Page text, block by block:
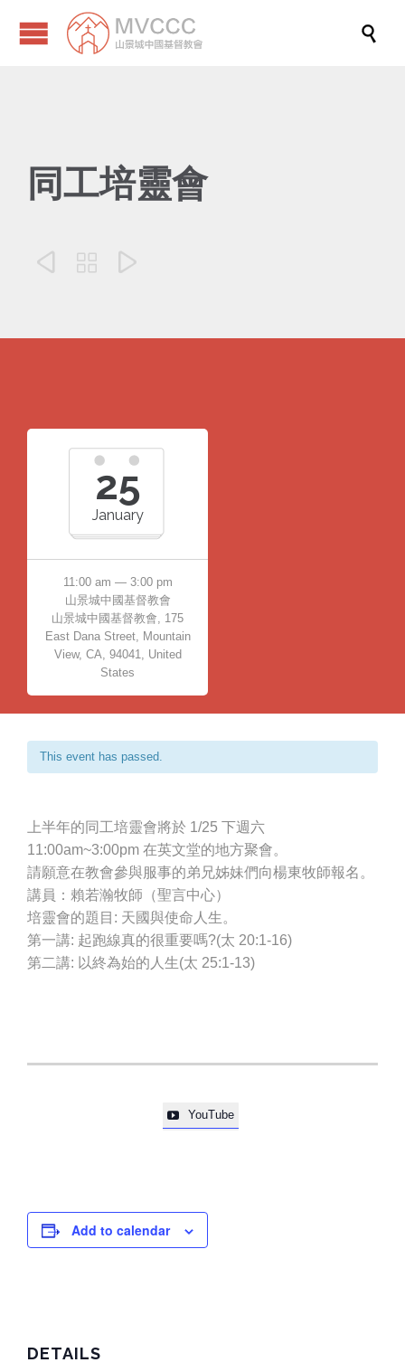

同工培靈會
  
25
January
11:00 am — 3:00 pm
山景城中國基督教會
山景城中國基督教會, 175
East Dana Street, Mountain
View, CA, 94041, United
States
This event has passed.
上半年的同工培靈會將於 1/25 下週六
11:00am~3:00pm 在英文堂的地方聚會。
請願意在教會參與服事的弟兄姊妹們向楊東牧師報名。
講員：賴若瀚牧師（聖言中心）
培靈會的題目: 天國與使命人生。
第一講: 起跑線真的很重要嗎?(太 20:1-16)
第二講: 以終為始的人生(太 25:1-13)
 YouTube
Add to calendar
DETAILS